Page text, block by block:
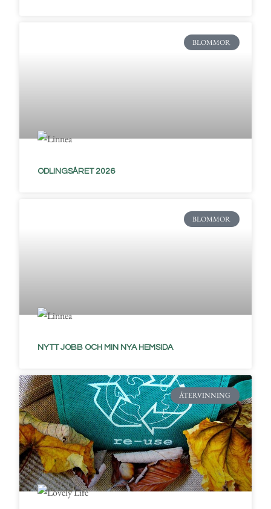
BLOMMOR
ODLINGSÅRET 2026
BLOMMOR
NYTT JOBB OCH MIN NYA HEMSIDA
ÅTERVINNING